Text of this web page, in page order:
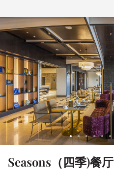
Seasons（四季)餐厅